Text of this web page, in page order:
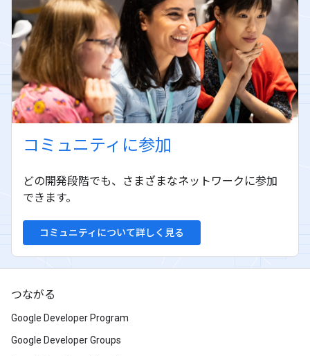
コミュニティに参加
どの開発段階でも、さまざまなネットワークに参加
できます。
コミュニティについて詳しく見る
つながる
Google Developer Program
Google Developer Groups